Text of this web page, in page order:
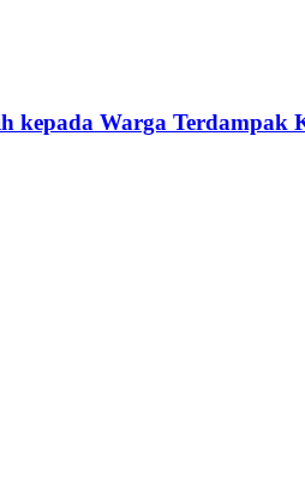
kepada Warga Terdampak